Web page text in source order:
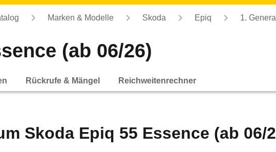
Marken & Modelle Skoda Epiq 1.
(ab 06/26)
Rückrufe & Mängel Reichweitenrechner
Skoda Epiq 55 Essence (ab 06/